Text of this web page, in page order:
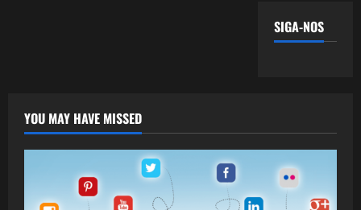
SIGA-NOS
YOU MAY HAVE MISSED